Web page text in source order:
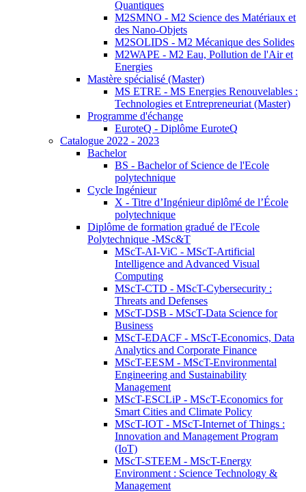
Quantiques
M2SMNO - M2 Science des Matériaux et
des Nano-Objets
M2SOLIDS - M2 Mécanique des Solides
M2WAPE - M2 Eau, Pollution de l'Air et
Energies
Mastère spécialisé (Master)
MS ETRE - MS Energies Renouvelables :
Technologies et Entrepreneuriat (Master)
Programme d'échange
EuroteQ - Diplôme EuroteQ
Catalogue 2022 - 2023
Bachelor
BS - Bachelor of Science de l'Ecole
polytechnique
Cycle Ingénieur
X - Titre d’Ingénieur diplômé de l’École
polytechnique
Diplôme de formation gradué de l'Ecole
Polytechnique -MSc&T
MScT-AI-ViC - MScT-Artificial
Intelligence and Advanced Visual
Computing
MScT-CTD - MScT-Cybersecurity :
Threats and Defenses
MScT-DSB - MScT-Data Science for
Business
MScT-EDACF - MScT-Economics, Data
Analytics and Corporate Finance
MScT-EESM - MScT-Environmental
Engineering and Sustainability
Management
MScT-ESCLiP - MScT-Economics for
Smart Cities and Climate Policy
MScT-IOT - MScT-Internet of Things :
Innovation and Management Program
(IoT)
MScT-STEEM - MScT-Energy
Environment : Science Technology &
Management